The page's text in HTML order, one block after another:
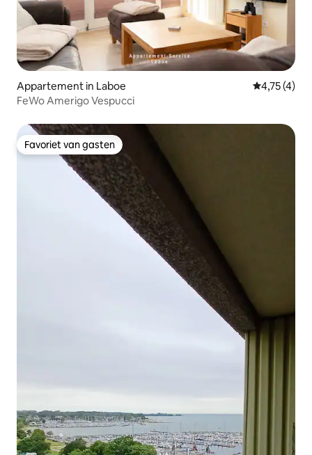
Appartement in Laboe
4,75 (4)
FeWo Amerigo Vespucci
Favoriet van gasten
Favoriet van gasten